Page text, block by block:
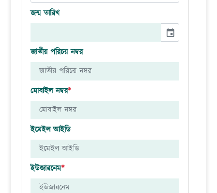
জন্ম তারিখ
event
জাতীয় পরিচয় নম্বর
মোবাইল নম্বর*
ইমেইল আইডি
ইউজারনেম*